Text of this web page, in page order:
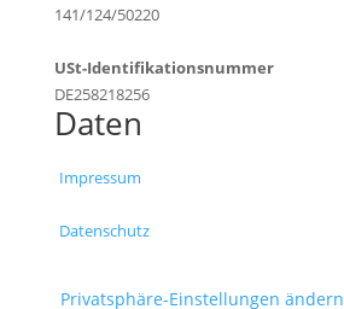
141/124/50220
USt-Identifikationsnummer
DE258218256
Daten
Impressum
Datenschutz
Privatsphäre-Einstellungen ändern